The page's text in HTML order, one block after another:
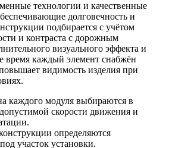
технологии и качественные
долговечность и
подбирается с учётом
и контраста с дорожным
визуального эффекта и
время каждый элемент снабжён
видимость изделия при
каждого модуля выбираются в
скорости движения и
определяются
участок установки.